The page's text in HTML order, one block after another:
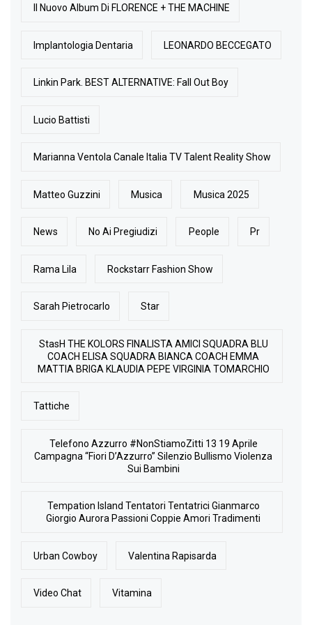
Il Nuovo Album Di FLORENCE + THE MACHINE
Implantologia Dentaria LEONARDO BECCEGATO
Linkin Park. BEST ALTERNATIVE: Fall Out Boy
Lucio Battisti
Marianna Ventola Canale Italia TV Talent Reality Show
Matteo Guzzini Musica Musica 2025
News No Ai Pregiudizi People Pr
Rama Lila Rockstarr Fashion Show
Sarah Pietrocarlo Star
StasH THE KOLORS FINALISTA AMICI SQUADRA BLU
COACH ELISA SQUADRA BIANCA COACH EMMA
MATTIA BRIGA KLAUDIA PEPE VIRGINIA TOMARCHIO
Tattiche
Telefono Azzurro #NonStiamoZitti 13 19 Aprile
Campagna “Fiori D’Azzurro” Silenzio Bullismo Violenza
Sui Bambini
Tempation Island Tentatori Tentatrici Gianmarco
Giorgio Aurora Passioni Coppie Amori Tradimenti
Urban Cowboy Valentina Rapisarda
Video Chat Vitamina